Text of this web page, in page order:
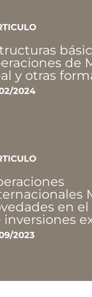
de
y otras
2024
en
inversiones
2023